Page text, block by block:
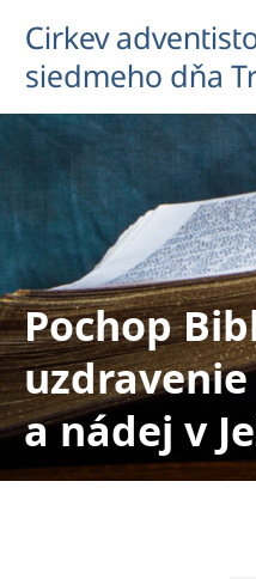
Cirkev
siedmeho dňa
Pochop
uzdravenie
a nádej v